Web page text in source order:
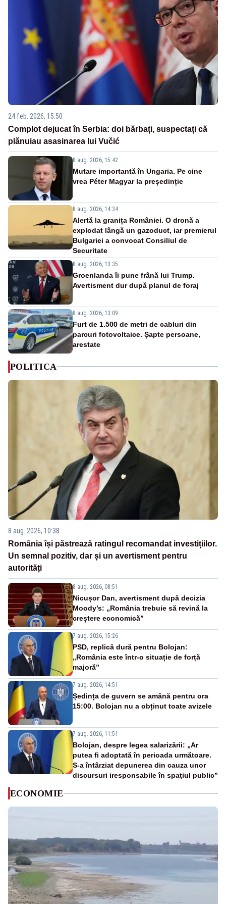
24 feb. 2026, 15:50
Complot dejucat în Serbia: doi bărbați, suspectați că
plănuiau asasinarea lui Vučić
8 aug. 2026, 15:42
Mutare importantă în Ungaria. Pe cine
vrea Péter Magyar la președinție
8 aug. 2026, 14:34
Alertă la granița României. O dronă a
explodat lângă un gazoduct, iar premierul
Bulgariei a convocat Consiliul de
Securitate
8 aug. 2026, 13:35
Groenlanda îi pune frână lui Trump.
Avertisment dur după planul de foraj
8 aug. 2026, 13:09
Furt de 1.500 de metri de cabluri din
parcuri fotovoltaice. Șapte persoane,
arestate
POLITICA
8 aug. 2026, 10:38
România își păstrează ratingul recomandat investițiilor.
Un semnal pozitiv, dar și un avertisment pentru
autorități
8 aug. 2026, 08:51
Nicușor Dan, avertisment după decizia
Moody’s: „România trebuie să revină la
creștere economică”
7 aug. 2026, 15:26
PSD, replică dură pentru Bolojan:
„România este într-o situație de forță
majoră”
7 aug. 2026, 14:51
Ședința de guvern se amână pentru ora
15:00. Bolojan nu a obținut toate avizele
7 aug. 2026, 11:51
Bolojan, despre legea salarizării: „Ar
putea fi adoptată în perioada următoare.
S-a întârziat depunerea din cauza unor
discursuri iresponsabile în spaţiul public”
ECONOMIE